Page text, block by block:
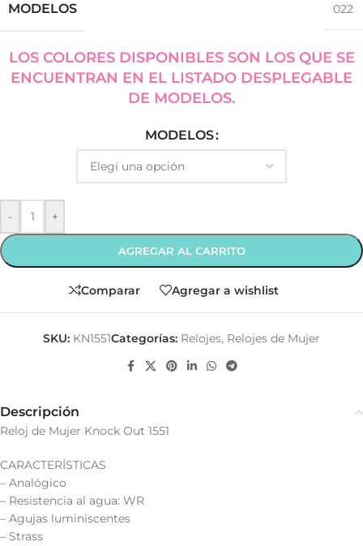
MODELOS 022
LOS COLORES DISPONIBLES SON LOS QUE SE
ENCUENTRAN EN EL LISTADO DESPLEGABLE
DE MODELOS.
MODELOS
- +
AGREGAR AL CARRITO
Comparar Agregar a wishlist
SKU: KN1551Categorías: Relojes, Relojes de Mujer
Descripción
Reloj de Mujer Knock Out 1551
CARACTERÍSTICAS
– Analógico
– Resistencia al agua: WR
– Agujas luminiscentes
– Strass